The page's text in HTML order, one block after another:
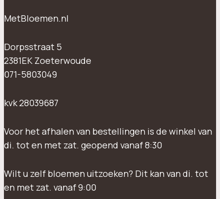
MetBloemen.nl
Dorpsstraat 5
2381EK Zoeterwoude
071-5803049
kvk 28039687
Voor het afhalen van bestellingen is de winkel van
di. tot en met zat. geopend vanaf 8:30
Wilt u zelf bloemen uitzoeken? Dit kan van di. tot
en met zat. vanaf 9:00